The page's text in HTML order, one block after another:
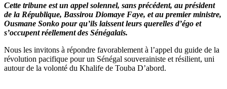
Cette tribune est un appel solennel, sans précédent, au président
de la République, Bassirou Diomaye Faye, et au premier ministre,
Ousmane Sonko pour qu’ils laissent leurs querelles d’égo et
s’occupent réellement des Sénégalais.
Nous les invitons à répondre favorablement à l’appel du guide de la
révolution pacifique pour un Sénégal souverainiste et résilient, uni
autour de la volonté du Khalife de Touba D’abord.